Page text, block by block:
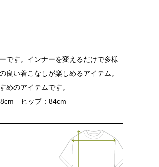
です。インナーを変えるだけで多様
良い着こなしが楽しめるアイテム。
めのアイテムです。
ヒップ：84cm